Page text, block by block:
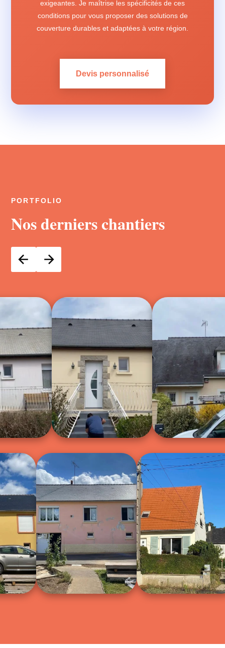
exigeantes. Je maîtrise les spécificités de ces
conditions pour vous proposer des solutions de
couverture durables et adaptées à votre région.
Devis personnalisé
PORTFOLIO
Nos derniers chantiers